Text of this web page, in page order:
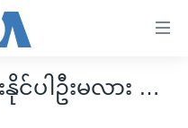
င်ပါဦးမလား …